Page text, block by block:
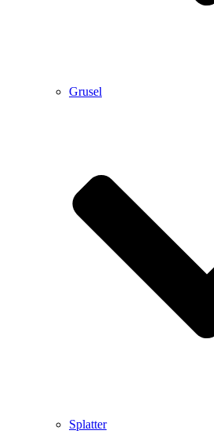
Grusel
Splatter